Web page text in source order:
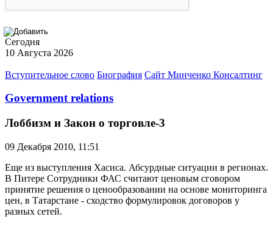
Сегодня
10 Августа 2026
Вступительное слово Биография Сайт Минченко Консалтинг
Government relations
Лоббизм и Закон о торговле-3
09 Декабря 2010, 11:51
Еще из выступления Хасиса. Абсурдные ситуации в регионах.
В Питере Сотрудники ФАС считают ценовым сговором
принятие решения о ценообразовании на основе мониторинга
цен, в Татарстане - сходство формулировок договоров у
разных сетей.